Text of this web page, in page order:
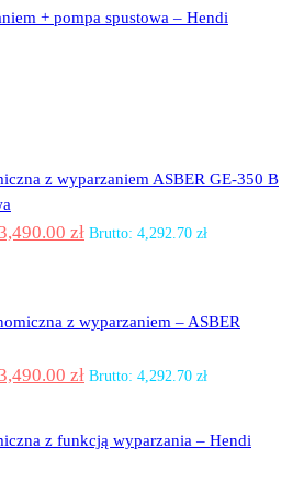
+ pompa spustowa – Hendi
z wyparzaniem ASBER GE-350 B
zł Brutto: 4,292.70 zł
z wyparzaniem – ASBER
zł Brutto: 4,292.70 zł
z funkcją wyparzania – Hendi